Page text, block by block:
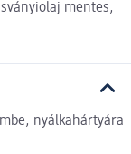
mentes,
nyálkahártyára